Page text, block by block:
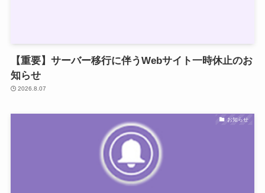
【重要】サーバー移行に伴うWebサイト一時休止のお
知らせ
2026.8.07
お知らせ